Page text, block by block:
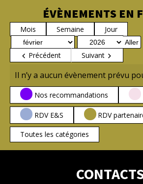
ÉVÈNEMENTS EN
Mois Semaine Jour
Mois
Année
Précédent Suivant
Il n’y a aucun évènement prévu
CATÉGORIESNos recommandations
RDV E&S RDV
Toutes les catégories